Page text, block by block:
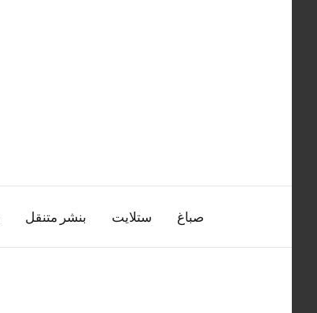
صباغ ستلايت بنشر متنقل